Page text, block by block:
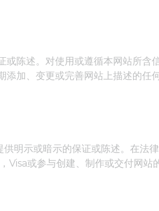
或陈述。对使用或遵循本网站所含
加、变更或完善网站上描述的任何
明示或暗示的保证或陈述。在法
Visa或参与创建、制作或交付网站